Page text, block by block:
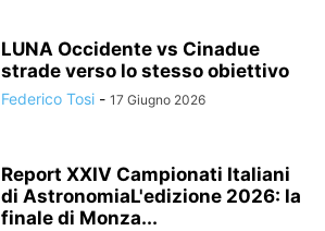
LUNA Occidente vs Cinadue
strade verso lo stesso obiettivo
Federico Tosi - 17 Giugno 2026
Report XXIV Campionati Italiani
di AstronomiaL'edizione 2026: la
finale di Monza...